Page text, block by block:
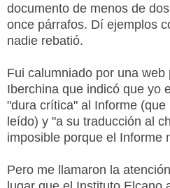
documento de menos de
once párrafos. Dí ejemplos
nadie rebatió.
Fui calumniado por una web
Iberchina que indicó que yo
"dura crítica" al Informe
leído) y "a su traducción al
imposible porque el Informe
Pero me llamaron la